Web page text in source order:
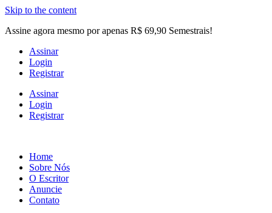
Skip to the content
Assine agora mesmo por apenas R$ 69,90 Semestrais!
Assinar
Login
Registrar
Assinar
Login
Registrar
Home
Sobre Nós
O Escritor
Anuncie
Contato